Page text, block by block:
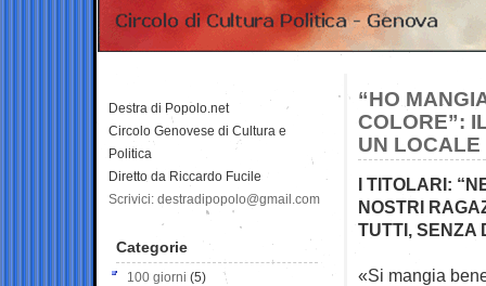
“HO
COLORE”:
UN LOCALE
I TITOLARI:
NOSTRI
TUTTI, SENZA
«Si mangia
Destra di Popolo.net
Circolo Genovese di Cultura e
Politica
Diretto da Riccardo Fucile
Scrivici: destradipopolo@gmail.com
Categorie
100 giorni (5)